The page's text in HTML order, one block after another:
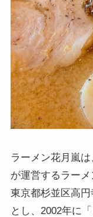
ラーメン花月嵐
が運営するラー
東京都杉並区高
とし、2002年に